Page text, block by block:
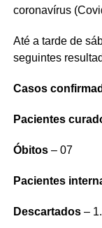
coronavírus
Até a tarde de
seguintes
Casos
Pacientes
Óbitos– 07
Pacientes
Descartados –